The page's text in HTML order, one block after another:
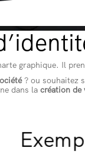
graphique. Il
? ou souhaitez
dans la création de